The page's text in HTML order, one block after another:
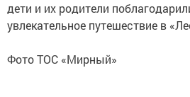
дети и их родители
увлекательное путешествие в
Фото ТОС «Мирный»